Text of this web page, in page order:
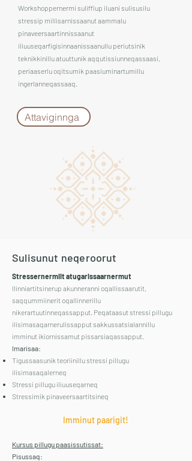
Workshoppernermi suliffiup iluani sulisusilu
stressip millisarnissaanut aammalu
pinaveersaartinnissaanut
iliuuseqarfigisinnaanissaanullu periutsinik
teknikkinillu atuuttunik aqqutissiunneqassaasi,
periaaserlu oqitsumik paasiuminartumillu
ingerlanneqassaaq.
Attaviginnga
Sulisunut neqeroorut
Stressernermiit atugarissaarnermut
Ilinniartitsinerup akunneranni oqallissaarutit,
saqqummiinerit oqallinnerillu
nikerartuutinneqassapput. Peqataasut stressi pillugu
ilisimasaqarnerulissapput sakkussatsialannillu
imminut ikiornissamut pissarsiaqassapput.
Imarisaa:
Tigussaasunik teoriinillu stressi pillugu
ilisimasaqalerneq
Stressi pillugu iliuuseqarneq
Stressimik pinaveersaartitsineq
Imminut paarigit!
Kursus pillugu paasissutissat:
Pisussaq: